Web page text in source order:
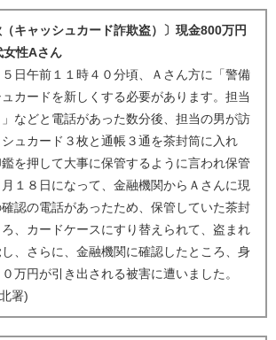
（キャッシュカード詐欺盗）〕現金800万円
女性Aさん
日午前１１時４０分頃、Ａさん方に「警備
カードを新しくする必要があります。担当
などと電話があった数分後、担当の男が訪
ュカード３枚と通帳３通を茶封筒に入れ
を押して大事に保管するように言われ保管
１８日になって、金融機関からＡさんに現
認の電話があったため、保管していた茶封
、カードケースにすり替えられて、盗まれ
、さらに、金融機関に確認したところ、身
万円が引き出される被害に遭いました。
署)